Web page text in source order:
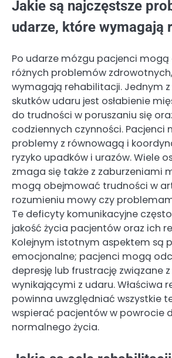
Jakie są najczęstsze
udarze, które wymagają
Po udarze mózgu pacjenci
różnych problemów
wymagają rehabilitacji. Jednym
skutków udaru jest osłabienie
do trudności w poruszaniu się
codziennych czynności. Pacjenci
problemy z równowagą i
ryzyko upadków i urazów. Wiele
zmaga się także z zaburzeniami
mogą obejmować trudności w
rozumieniu mowy czy
Te deficyty komunikacyjne
jakość życia pacjentów oraz ich
Kolejnym istotnym aspektem są
emocjonalne; pacjenci mogą
depresję lub frustrację związane
wynikającymi z udaru. Właściwa
powinna uwzględniać wszystkie
wspierać pacjentów w powrocie
normalnego życia.